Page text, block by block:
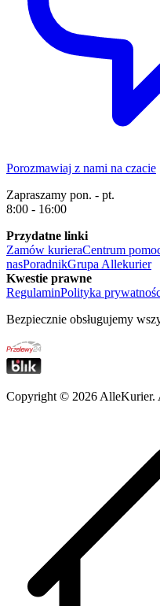
Porozmawiaj z nami na czacie
Zapraszamy pon. - pt.
8:00 - 16:00
Przydatne linki
Zamów kurieraCentrum
nasPoradnikGrupa Allekurier
Kwestie prawne
RegulaminPolityka
Bezpiecznie obsługujemy
Copyright © 2026 AlleKurier.